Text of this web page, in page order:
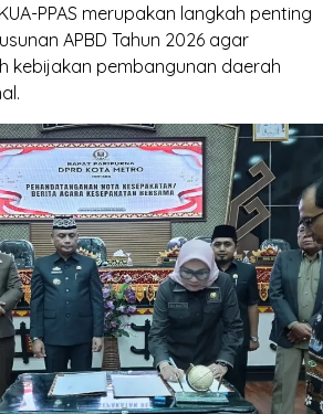
PPAS merupakan langkah penting
APBD Tahun 2026 agar
kebijakan pembangunan daerah